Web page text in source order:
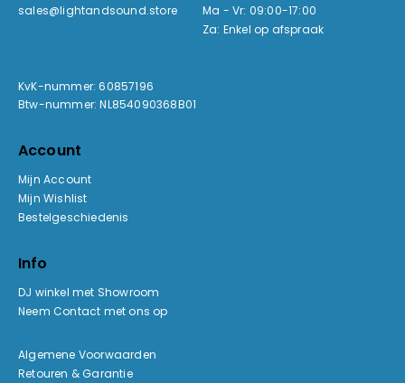
sales@lightandsound.store
Ma - Vr: 09:00-17:00
Za: Enkel op afspraak
KvK-nummer: 60857196
Btw-nummer: NL854090368B01
Account
Mijn Account
Mijn Wishlist
Bestelgeschiedenis
Info
DJ winkel met Showroom
Neem Contact met ons op
Algemene Voorwaarden
Retouren & Garantie